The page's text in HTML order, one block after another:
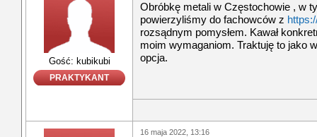
Gość: kubikubi
PRAKTYKANT
Obróbkę metali w Częstochowie , w
powierzyliśmy do fachowców z
rozsądnym pomysłem. Kawał
moim wymaganiom. Traktuję to jako
opcja.
16 maja 2022, 13:16